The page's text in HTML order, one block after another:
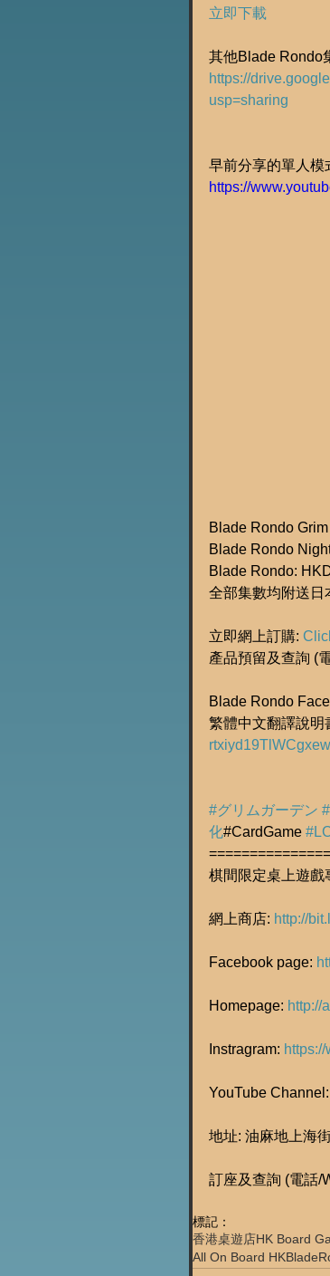
立即下載
其他Blade Rondo
https://
usp=sharing
早前分享的單人模
https://
Blade Rondo
Blade Rondo
Blade Rondo:
全部集數均附送日
立即網上訂購:
產品預留及查詢 (
Blade Rondo
繁體中文翻譯說明
#グリムガーデン
化#CardGame
棋間限定桌上遊戲
網上商店: http://
Facebook page:
Homepage: http://
Instragram:
YouTube Channel:
地址: 油麻地上海
訂座及查詢 (電話/
標記：
香港桌遊店HK Board
All On Board HK